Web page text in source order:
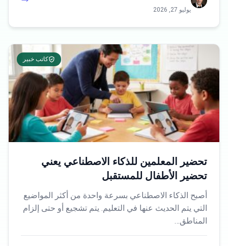
يوليو 27, 2026
كاتب خبير
تحضير المعلمين للذكاء الاصطناعي يعني
تحضير الأطفال للمستقبل
أصبح الذكاء الاصطناعي بسرعة واحدة من أكثر المواضيع
التي يتم الحديث عنها في التعليم. يتم تشجيع أو حتى إلزام
المناطق…